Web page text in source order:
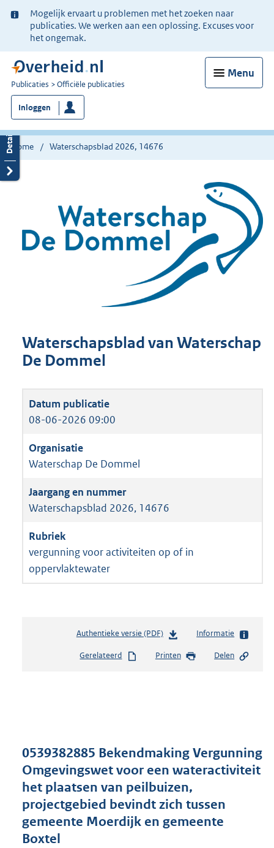
Ter
informatie:
Mogelijk ervaart u problemen met het zoeken naar
publicaties. We werken aan een oplossing. Excuses voor
het ongemak.
Menu
U
bent
nu
hier:
Publicaties Officiële publicaties
Inloggen
Home Waterschapsblad 2026, 14676
Waterschapsblad van Waterschap
De Dommel
08-06-2026 09:00
Waterschap De Dommel
Waterschapsblad 2026, 14676
vergunning voor activiteiten op of in
oppervlaktewater
Authentieke versie (PDF)b
s
r
o
t
t
:
Informatie
Gerelateerd Printen Delen
0539382885 Bekendmaking Vergunning
Omgevingswet voor een wateractiviteit
het plaatsen van peilbuizen,
projectgebied bevindt zich tussen
gemeente Moerdijk en gemeente
Boxtel